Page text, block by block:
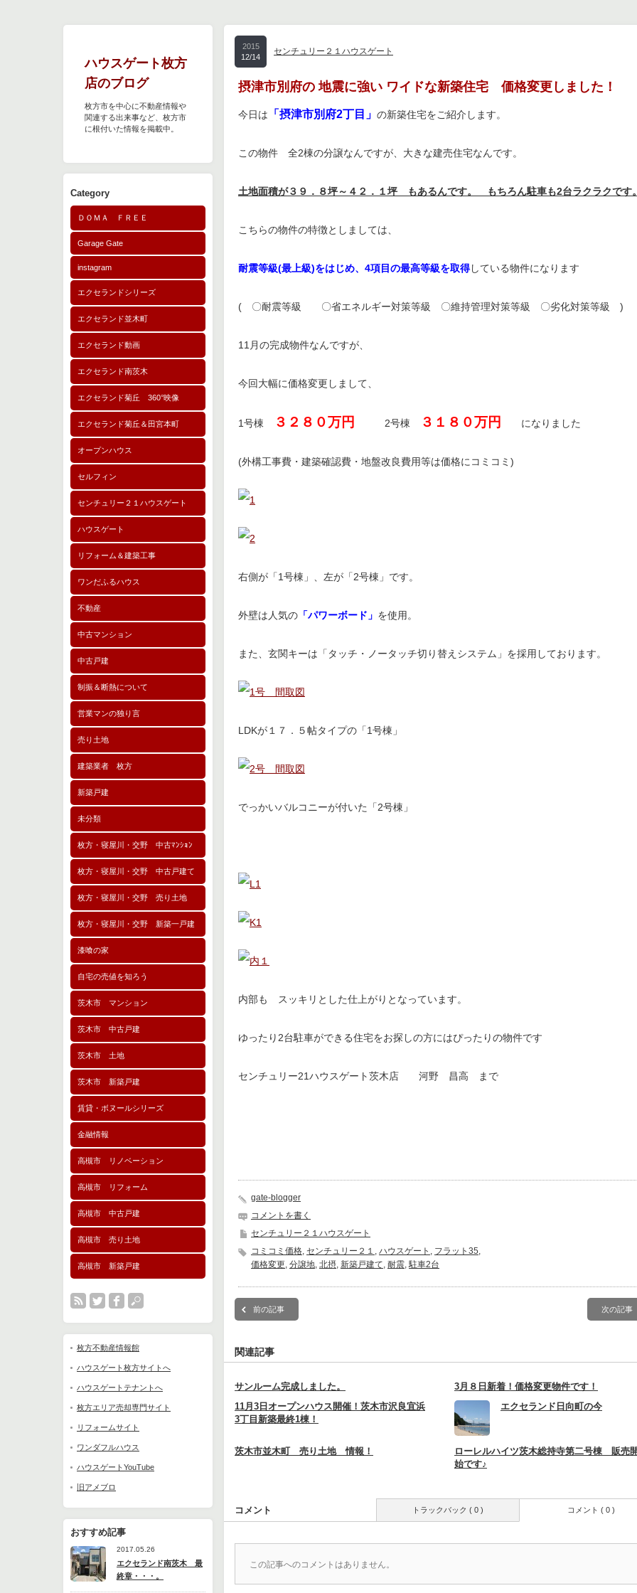
ハウスゲート枚方
店のブログ
枚方市を中心に不動産情報や
関連する出来事など、枚方市
に根付いた情報を掲載中。
Category
ＤＯＭＡ ＦＲＥＥ
Garage Gate
instagram
エクセランドシリーズ
エクセランド並木町
エクセランド動画
エクセランド南茨木
エクセランド菊丘 360°映像
エクセランド菊丘＆田宮本町
オープンハウス
セルフィン
センチュリー２１ハウスゲート
ハウスゲート
リフォーム＆建築工事
ワンだふるハウス
不動産
中古マンション
中古戸建
制振＆断熱について
営業マンの独り言
売り土地
建築業者 枚方
新築戸建
未分類
枚方・寝屋川・交野 中古ﾏﾝｼｮﾝ
枚方・寝屋川・交野 中古戸建て
枚方・寝屋川・交野 売り土地
枚方・寝屋川・交野 新築一戸建
漆喰の家
自宅の売値を知ろう
茨木市 マンション
茨木市 中古戸建
茨木市 土地
茨木市 新築戸建
賃貸・ボヌールシリーズ
金融情報
高槻市 リノベーション
高槻市 リフォーム
高槻市 中古戸建
高槻市 売り土地
高槻市 新築戸建
枚方不動産情報館
ハウスゲート枚方サイトへ
ハウスゲートテナントへ
枚方エリア売却専門サイト
リフォームサイト
ワンダフルハウス
ハウスゲートYouTube
旧アメブロ
おすすめ記事
2017.05.26
エクセランド南茨木 最
終章・・・。
2015
12/14
センチュリー２１ハウスゲート
摂津市別府の 地震に強い ワイドな新築住宅 価格変更しました！
今日は 「摂津市別府2丁目」 の新築住宅をご紹介します。
この物件 全2棟の分譲なんですが、大きな建売住宅なんです。
土地面積が３９．８坪～４２．１坪 もあるんです。 もちろん駐車も2台ラクラクです
こちらの物件の特徴としましては、
耐震等級(最上級)をはじめ、4項目の最高等級を取得している物件になります
( 〇耐震等級 〇省エネルギー対策等級 〇維持管理対策等級 〇劣化対策等級 )
11月の完成物件なんですが、
今回大幅に価格変更しまして、
1号棟 ３２８０万円 2号棟 ３１８０万円 になりました
(外構工事費・建築確認費・地盤改良費用等は価格にコミコミ)
右側が「1号棟」、左が「2号棟」です。
外壁は人気の 「パワーボード」 を使用。
また、玄関キーは「タッチ・ノータッチ切り替えシステム」を採用しております。
LDKが１７．５帖タイプの「1号棟」
でっかいバルコニーが付いた「2号棟」
内部も スッキリとした仕上がりとなっています。
ゆったり2台駐車ができる住宅をお探しの方にはぴったりの物件です
センチュリー21ハウスゲート茨木店 河野 昌高 まで
gate-blogger
コメントを書く
センチュリー２１ハウスゲート
コミコミ価格, センチュリー２１ , ハウスゲート , フラット35,
価格変更, 分譲地, 北摂, 新築戸建て, 耐震,駐車2台
前の記事 次の記事
関連記事
サンルーム完成しました。
3月８日新着！価格変更物件です！
11月3日オープンハウス開催！茨木市沢良宜浜
3丁目新築最終1棟！
エクセランド日向町の今
茨木市並木町 売り土地 情報！
ローレルハイツ茨木総持寺第二号棟 販売
始です♪
コメント トラックバック ( 0 ) コメント ( 0 )
この記事へのコメントはありません。